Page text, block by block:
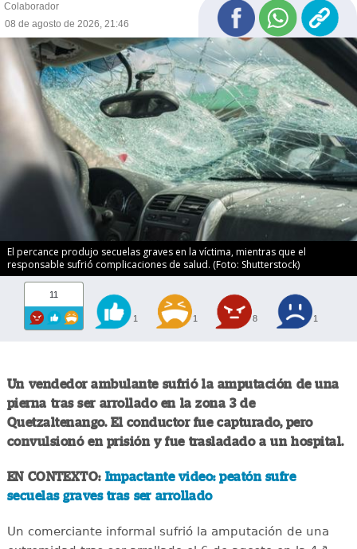
Colaborador
08 de agosto de 2026, 21:46
El percance produjo secuelas graves en la víctima, mientras que el
responsable sufrió complicaciones de salud. (Foto: Shutterstock)
11
1 1 8 1
Un vendedor ambulante sufrió la amputación de una
pierna tras ser arrollado en la zona 3 de
Quetzaltenango. El conductor fue capturado, pero
convulsionó en prisión y fue trasladado a un hospital.
EN CONTEXTO: Impactante video: peatón sufre
secuelas graves tras ser arrollado
Un comerciante informal sufrió la amputación de una